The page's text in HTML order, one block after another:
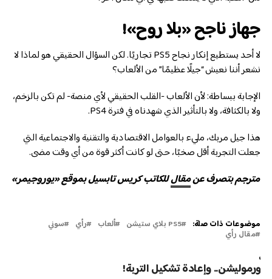
جهاز ناجح «بلا روح»!
لا أحد يستطيع إنكار نجاح PS5 تجاريًا. لكن السؤال الحقيقي هو لماذا لا
نشعر أننا نعيش “جيلًا عظيمًا” من الألعاب؟
الإجابة ببساطة: لأن الألعاب -القلب الحقيقي لأي منصة- لم تكن بالزخم،
ولا بالكثافة، ولا بالتأثير الذي شهدناه في فترة PS4.
هذا جيل مربك، مليء بالعوامل الاقتصادية والتقنية والاجتماعية التي
جعلت التجربة أقل صخبًا، حتى لو كانت أكثر قوة من أي وقت مضى.
مترجم بتصرف عنمقالللكاتب كريس تابسيل بموقع «يوروجيمر»
موضوعات ذات صلة: PS5 بلاي ستيشن ألعاب رأي سوني
مقال رأي
وإعادة تشكيل التربة!